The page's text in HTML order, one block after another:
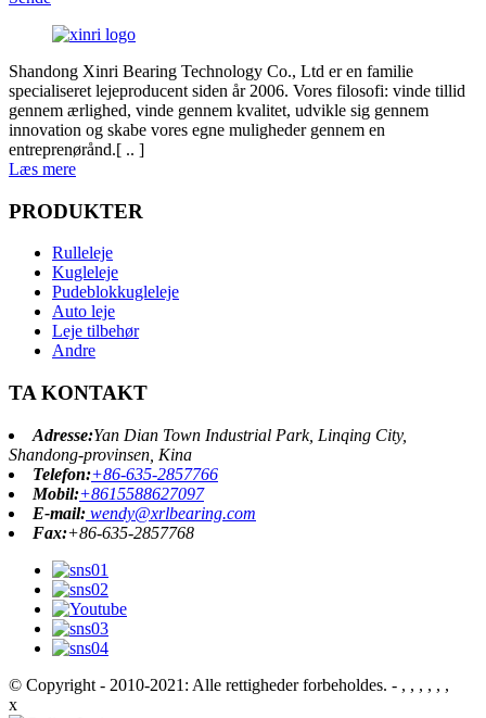
Shandong Xinri Bearing Technology Co., Ltd er en familie
specialiseret lejeproducent siden år 2006. Vores filosofi: vinde tillid
gennem ærlighed, vinde gennem kvalitet, udvikle sig gennem
innovation og skabe vores egne muligheder gennem en
entreprenørånd.[ .. ]
Læs mere
PRODUKTER
Rulleleje
Kugleleje
Pudeblokkugleleje
Auto leje
Leje tilbehør
Andre
TA KONTAKT
Adresse:Yan Dian Town Industrial Park, Linqing City,
Shandong-provinsen, Kina
Telefon:+86-635-2857766
Mobil:+8615588627097
E-mail: wendy@xrlbearing.com
Fax:+86-635-2857768
© Copyright - 2010-2021: Alle rettigheder forbeholdes. - , , , , , ,
x